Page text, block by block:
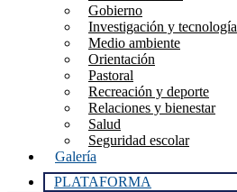
Gobierno
Investigación y tecnología
Medio ambiente
Orientación
Pastoral
Recreación y deporte
Relaciones y bienestar
Salud
Seguridad escolar
Galería
PLATAFORMA